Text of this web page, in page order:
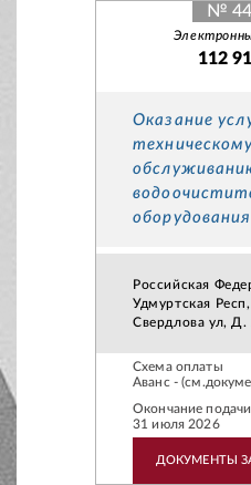
№
112
Оказание
оборудования
Российская
Удмуртская
Свердлова ул, Д.
Схема оплаты
Аванс -
Окончание подачи
31 июля 2026
ДОКУМЕНТЫ